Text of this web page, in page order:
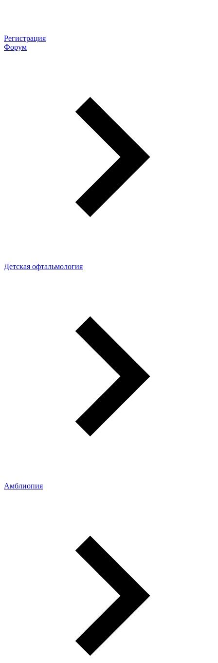
Регистрация
Форум
Детская офтальмология
Амблиопия